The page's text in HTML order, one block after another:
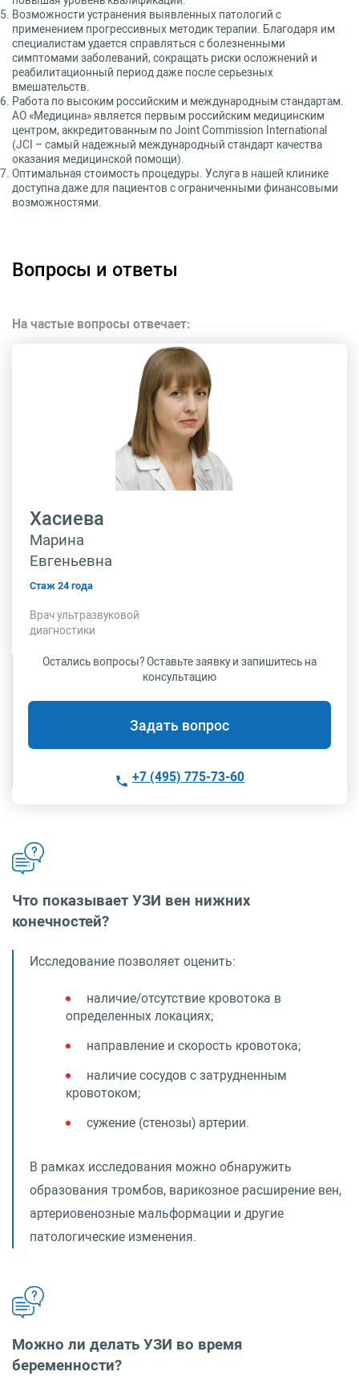
Возможности устранения выявленных патологий с
применением прогрессивных методик терапии. Благодаря им
специалистам удается справляться с болезненными
симптомами заболеваний, сокращать риски осложнений и
реабилитационный период даже после серьезных
вмешательств.
Работа по высоким российским и международным стандартам.
АО «Медицина» является первым российским медицинским
центром, аккредитованным по Joint Commission International
(JCI – самый надежный международный стандарт качества
оказания медицинской помощи).
Оптимальная стоимость процедуры. Услуга в нашей клинике
доступна даже для пациентов с ограниченными финансовыми
возможностями.
Вопросы и ответы
На частые вопросы отвечает:
Хасиева
Марина
Евгеньевна
Стаж 24 года
Врач ультразвуковой
диагностики
Остались вопросы? Оставьте заявку и запишитесь на
консультацию
Задать вопрос
+7 (495) 775-73-60
Что показывает УЗИ вен нижних
конечностей?
Исследование позволяет оценить:
наличие/отсутствие кровотока в
определенных локациях;
направление и скорость кровотока;
наличие сосудов с затрудненным
кровотоком;
сужение (стенозы) артерии.
В рамках исследования можно обнаружить
образования тромбов, варикозное расширение вен,
артериовенозные мальформации и другие
патологические изменения.
Можно ли делать УЗИ во время
беременности?